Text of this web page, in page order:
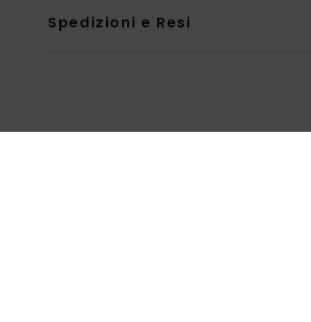
Spedizioni e Resi